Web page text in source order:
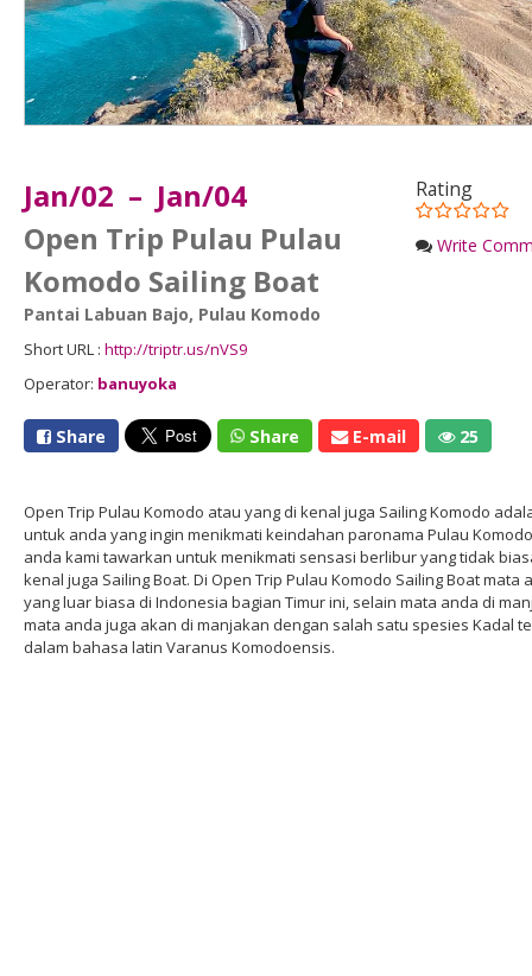
Rating
Write
Jan/02 – Jan/04
Open Trip Pulau Pulau
Komodo Sailing Boat
Pantai Labuan Bajo, Pulau Komodo
Short URL : http://triptr.us/nVS9
Operator: banuyoka
Share Share E-mail 25
Open Trip Pulau Komodo atau yang di kenal juga Sailing Komodo
untuk anda yang ingin menikmati keindahan paronama Pulau
anda kami tawarkan untuk menikmati sensasi berlibur yang tidak
kenal juga Sailing Boat. Di Open Trip Pulau Komodo Sailing Boat
yang luar biasa di Indonesia bagian Timur ini, selain mata anda di
mata anda juga akan di manjakan dengan salah satu spesies Kadal
dalam bahasa latin Varanus Komodoensis.